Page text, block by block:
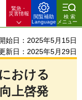
緊急・
災害情報
閲覧補助
Language
検索
メニュー
始日：2025年5月15日
新日：2025年5月29日
おける
上啓発